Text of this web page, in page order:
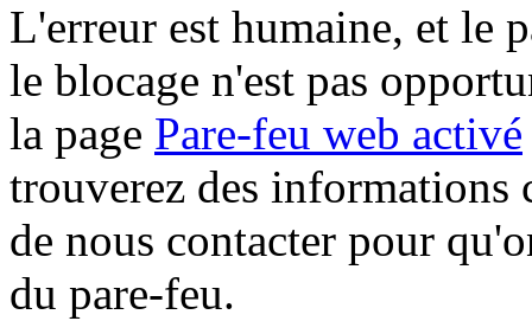
L'erreur est humaine, et le
le blocage n'est pas
la page Pare-feu web activé
trouverez des informations
de nous contacter pour
du pare-feu.